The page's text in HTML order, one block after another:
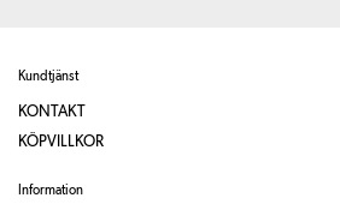
Kundtjänst
KONTAKT
KÖPVILLKOR
Information